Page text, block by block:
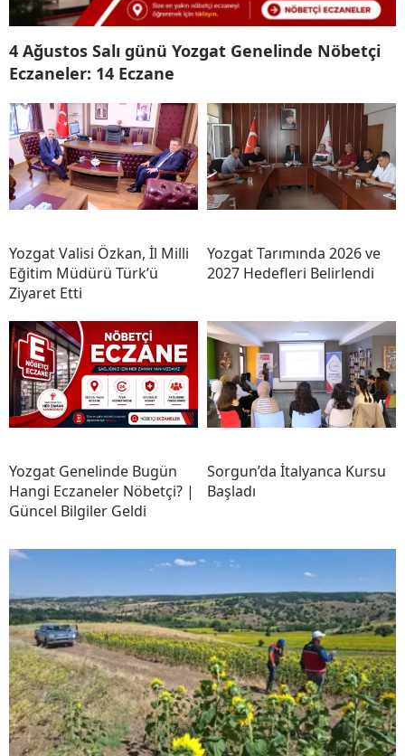
4 Ağustos Salı günü Yozgat Genelinde Nöbetçi
Eczaneler: 14 Eczane
Yozgat Valisi Özkan, İl Milli
Eğitim Müdürü Türk’ü
Ziyaret Etti
Yozgat Tarımında 2026 ve
2027 Hedefleri Belirlendi
Yozgat Genelinde Bugün
Hangi Eczaneler Nöbetçi? |
Güncel Bilgiler Geldi
Sorgun’da İtalyanca Kursu
Başladı